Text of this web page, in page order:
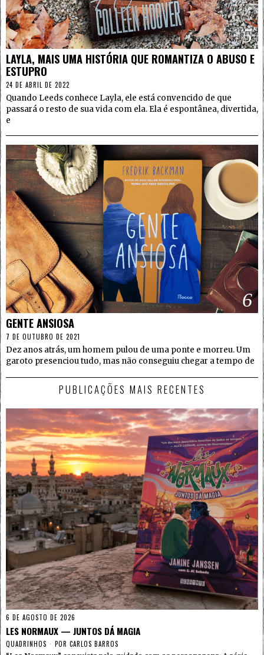
5
LAYLA, MAIS UMA HISTÓRIA QUE ROMANTIZA O ABUSO E
ESTUPRO
24 DE ABRIL DE 2022
Quando Leeds conhece Layla, ele está convencido de que
passará o resto de sua vida com ela. Ela é espontânea, divertida,
e
6
GENTE ANSIOSA
7 DE OUTUBRO DE 2021
Dez anos atrás, um homem pulou de uma ponte e morreu. Um
garoto presenciou tudo, mas não conseguiu chegar a tempo de
PUBLICAÇÕES MAIS RECENTES
6 DE AGOSTO DE 2026
LES NORMAUX — JUNTOS DÁ MAGIA
QUADRINHOS POR CARLOS BARROS